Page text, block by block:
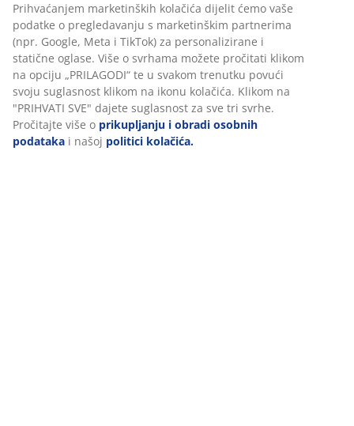
Prihvaćanjem marketinških kolačića dijelit ćemo vaše
podatke o pregledavanju s marketinškim partnerima
(npr. Google, Meta i TikTok) za personalizirane i
statične oglase. Više o svrhama možete pročitati klikom
na opciju „PRILAGODI“ te u svakom trenutku povući
svoju suglasnost klikom na ikonu kolačića. Klikom na
"PRIHVATI SVE" dajete suglasnost za sve tri svrhe.
Pročitajte više o prikupljanju i obradi osobnih
podataka i našoj politici kolačića.